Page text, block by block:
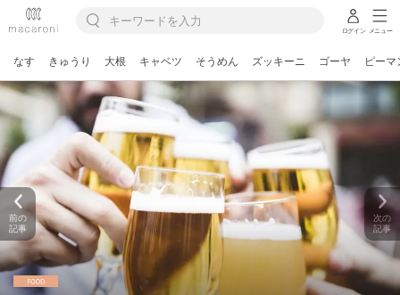
ログイン メニュー
なす きゅうり 大根 キャベツ そうめん ズッキーニ ゴーヤ ピーマ
前の
記事
次の
記事